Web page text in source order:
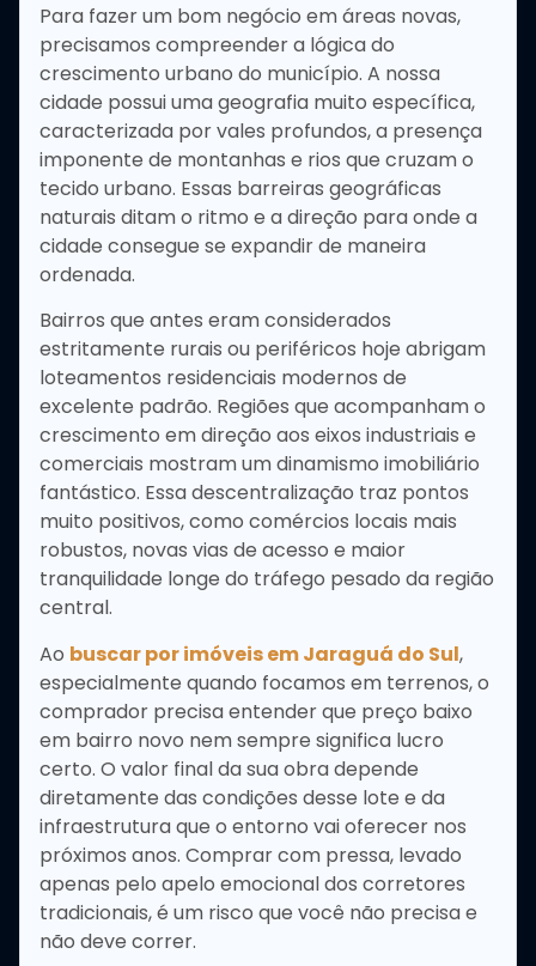
Para fazer um bom negócio em áreas novas,
precisamos compreender a lógica do
crescimento urbano do município. A nossa
cidade possui uma geografia muito específica,
caracterizada por vales profundos, a presença
imponente de montanhas e rios que cruzam o
tecido urbano. Essas barreiras geográficas
naturais ditam o ritmo e a direção para onde a
cidade consegue se expandir de maneira
ordenada.
Bairros que antes eram considerados
estritamente rurais ou periféricos hoje abrigam
loteamentos residenciais modernos de
excelente padrão. Regiões que acompanham o
crescimento em direção aos eixos industriais e
comerciais mostram um dinamismo imobiliário
fantástico. Essa descentralização traz pontos
muito positivos, como comércios locais mais
robustos, novas vias de acesso e maior
tranquilidade longe do tráfego pesado da região
central.
Ao buscar por imóveis em Jaraguá do Sul,
especialmente quando focamos em terrenos, o
comprador precisa entender que preço baixo
em bairro novo nem sempre significa lucro
certo. O valor final da sua obra depende
diretamente das condições desse lote e da
infraestrutura que o entorno vai oferecer nos
próximos anos. Comprar com pressa, levado
apenas pelo apelo emocional dos corretores
tradicionais, é um risco que você não precisa e
não deve correr.